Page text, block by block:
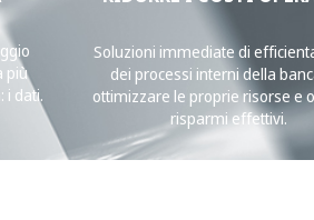
più
i dati.
Soluzioni immediate di
dei processi interni della
ottimizzare le proprie risorse e
risparmi effettivi.